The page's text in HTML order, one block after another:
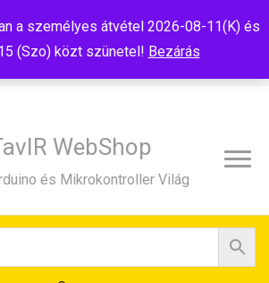
a személyes átvétel 2026-08-11(K) és
(Szo) közt szünetel! Bezárás
WebShop
és Mikrokontroller Világ